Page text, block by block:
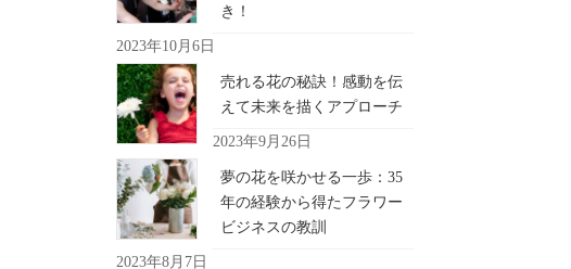
き！
2023年10月6日
売れる花の秘訣！感動を伝
えて未来を描くアプローチ
2023年9月26日
夢の花を咲かせる一歩：35
年の経験から得たフラワー
ビジネスの教訓
2023年8月7日